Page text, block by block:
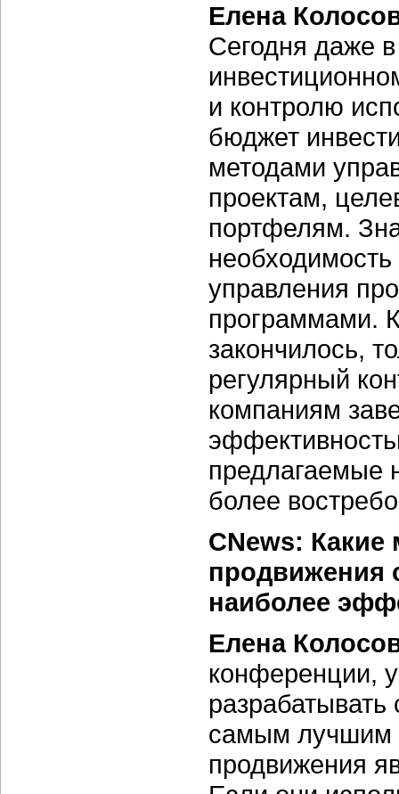
Елена
Сегодня даже в
и контролю
бюджет
методами
проектам,
портфелям.
управления
программами.
закончилось,
регулярный
компаниям
предлагаемые
более
CNews: Какие
продвижения
наиболее
Елена
конференции,
самым лучшим
продвижения